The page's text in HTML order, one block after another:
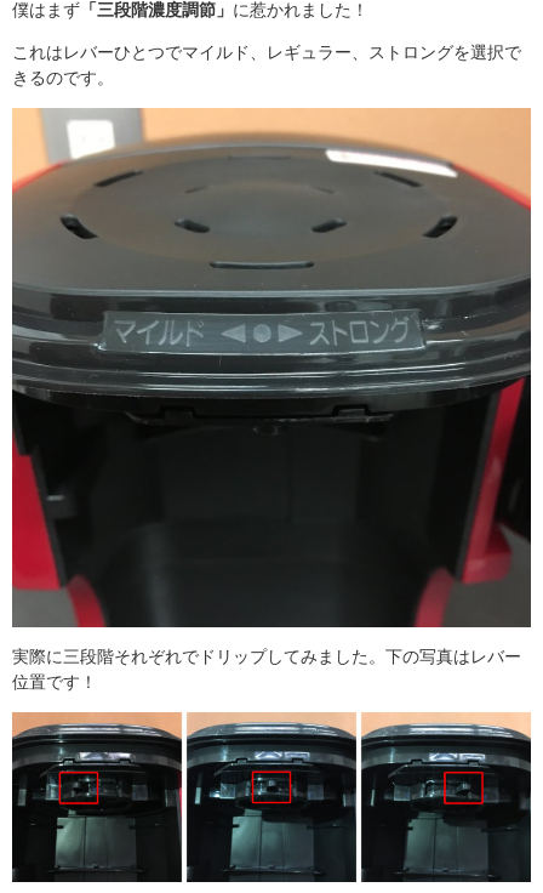
僕はまず 「三段階濃度調節」 に惹かれました！
これはレバーひとつでマイルド、レギュラー、ストロングを選択で
きるのです。
実際に三段階それぞれでドリップしてみました。下の写真はレバー
位置です！